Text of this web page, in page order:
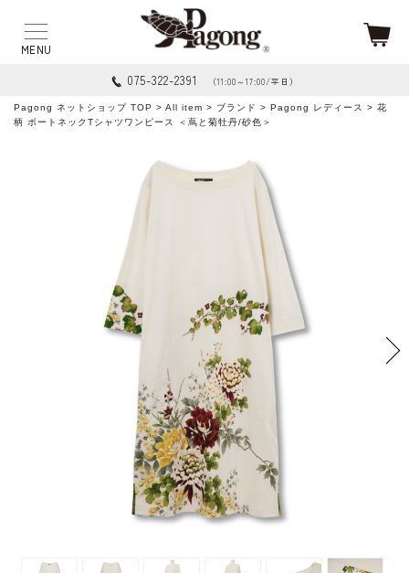
075-322-2391 （11:00～17:00/平日）
Pagong ネットショップ TOP > All item > ブランド > Pagong レディース
> 花
柄 ボートネックTシャツワンピース ＜蔦と菊牡丹/砂色＞